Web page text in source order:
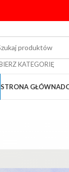
KATEGORIĘ
STRONA GŁÓWNA